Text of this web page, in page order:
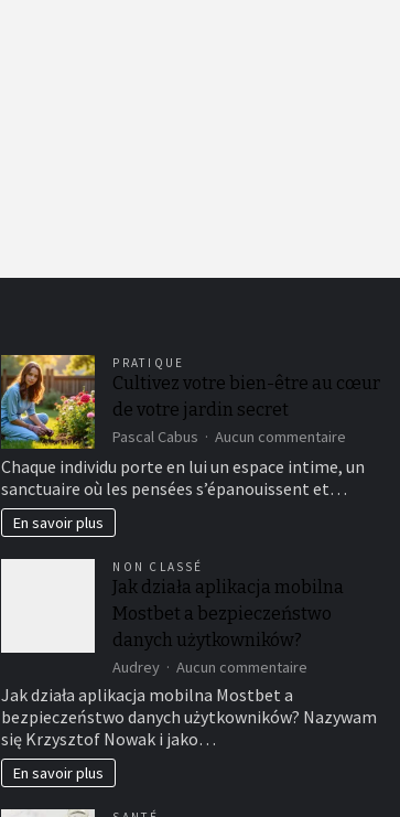
PRATIQUE
Cultivez votre bien-être au cœur
de votre jardin secret
Pascal Cabus Aucun commentaire
votre
bien-
Chaque individu porte en lui un espace intime, un
sanctuaire où les pensées s’épanouissent et…
En savoir plus
NON CLASSÉ
Jak działa aplikacja mobilna
Mostbet a bezpieczeństwo
danych użytkowników?
Audrey Aucun commentaire
aplikacja
Jak działa aplikacja mobilna Mostbet a
bezpieczeństwo danych użytkowników? Nazywam
się Krzysztof Nowak i jako…
En savoir plus